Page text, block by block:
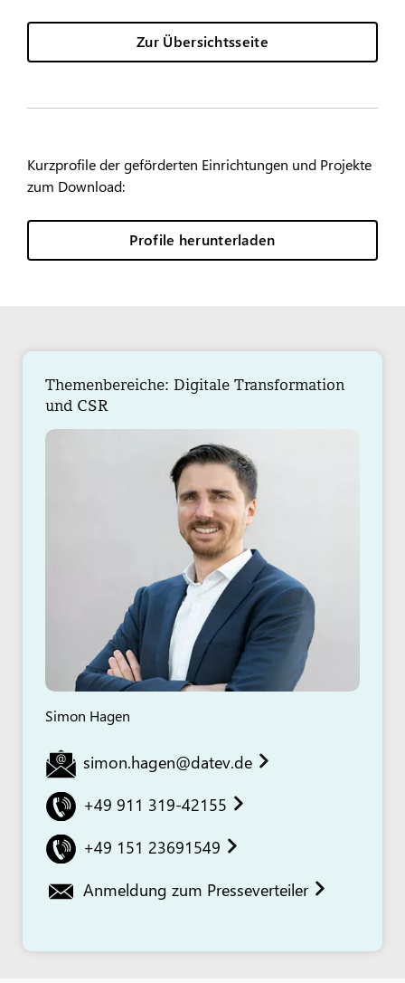
Zur Übersichtsseite
Kurzprofile der geförderten Einrichtungen und Projekte
zum Download:
Profile herunterladen
Themenbereiche: Digitale Transformation
und CSR
Simon Hagen
simon.hagen@datev.de
+49 911 319-42155
+49 151 23691549
Anmeldung zum Presseverteiler